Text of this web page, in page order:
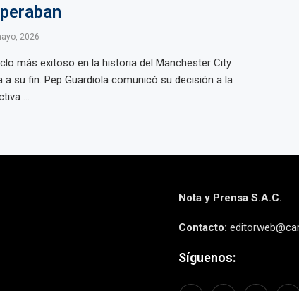
2026
más exitoso en la historia del Manchester City
a su fin. Pep Guardiola comunicó su decisión a la
...
Nota y Prensa S.A.C.
Contacto:
Síguenos: